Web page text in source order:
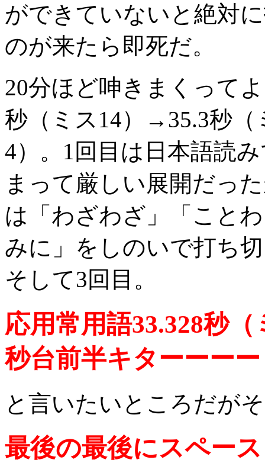
ができていないと絶対
のが来たら即死だ。
20分ほど呻きまくって
秒（ミス14）→35.3秒
4）。1回目は日本語読
まって厳しい展開だっ
は「わざわざ」「こと
みに」をしのいで打ち
そして3回目。
応用常用語33.328秒
秒台前半キターーー
と言いたいところだが
最後の最後にスペー